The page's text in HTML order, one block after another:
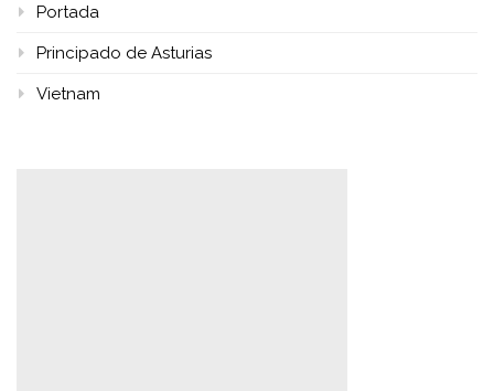
Portada
Principado de Asturias
Vietnam